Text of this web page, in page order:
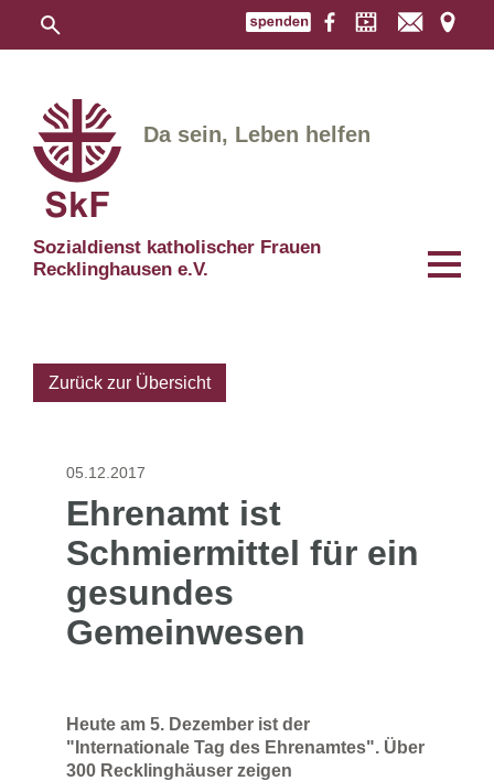
Sozialdienst katholischer Frauen
Recklinghausen e.V.
Da sein, Leben helfen
Zurück zur Übersicht
05.12.2017
Ehrenamt ist
Schmiermittel für ein
gesundes
Gemeinwesen
Heute am 5. Dezember ist der
"Internationale Tag des Ehrenamtes". Über
300 Recklinghäuser zeigen